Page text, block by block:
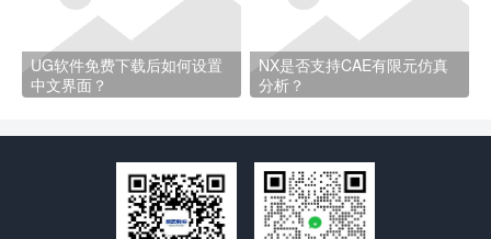
UG软件免费下载后如何设置
中文界面？
NX是否支持CAE有限元仿真
分析？